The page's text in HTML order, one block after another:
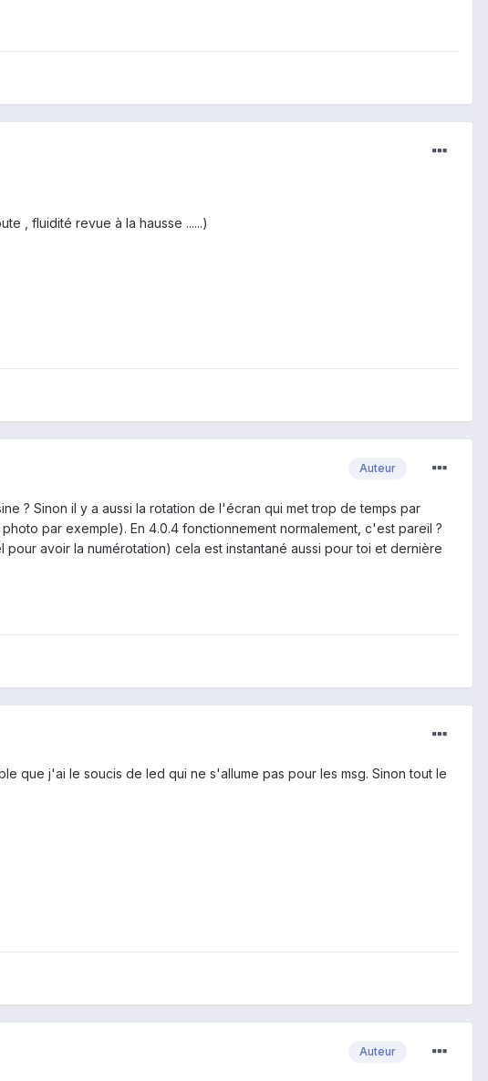
, fluidité revue à la hausse ......)
Auteur
? Sinon il y a aussi la rotation de l'écran qui met trop de temps par
par exemple). En 4.0.4 fonctionnement normalement, c'est pareil ?
avoir la numérotation) cela est instantané aussi pour toi et dernière
que j'ai le soucis de led qui ne s'allume pas pour les msg. Sinon tout le
Auteur